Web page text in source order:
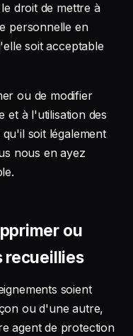
droit de mettre à
personnelle en
soit acceptable
ou de modifier
et à l'utilisation des
soit légalement
nous en ayez
ou
recueillies
soient
ou d'une autre,
agent de protection